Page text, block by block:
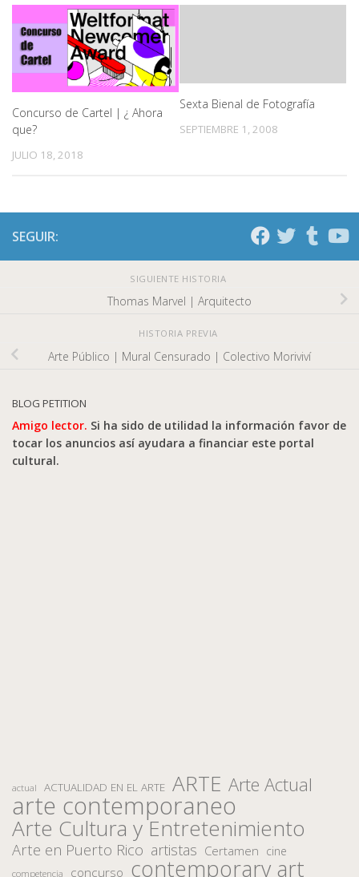
Concurso de Cartel | ¿ Ahora
que?
JULIO 18, 2018
Sexta Bienal de Fotografía
SEPTIEMBRE 1, 2008
SEGUIR:
SIGUIENTE HISTORIA
Thomas Marvel | Arquitecto
HISTORIA PREVIA
Arte Público | Mural Censurado | Colectivo Moriviví
BLOG PETITION
Amigo lector. Si ha sido de utilidad la información favor de
tocar los anuncios así ayudara a financiar este portal
cultural.
actual ACTUALIDAD EN EL ARTE ARTE Arte Actual
arte contemporaneo
Arte Cultura y Entretenimiento
Arte en Puerto Rico artistas Certamen cine
competencia concurso contemporary art